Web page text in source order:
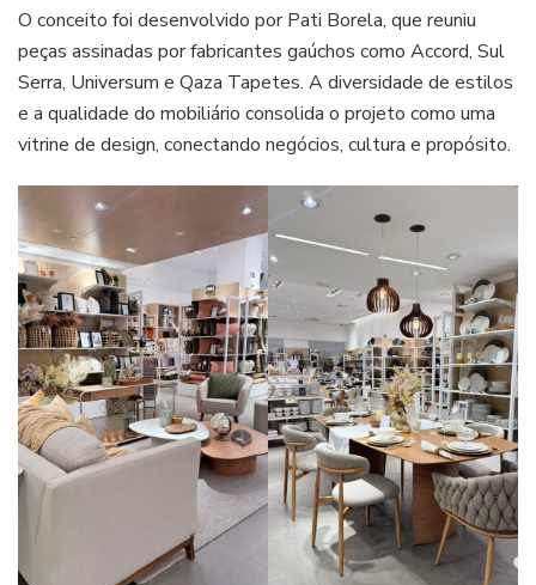
O conceito foi desenvolvido por Pati Borela, que reuniu
peças assinadas por fabricantes gaúchos como Accord, Sul
Serra, Universum e Qaza Tapetes. A diversidade de estilos
e a qualidade do mobiliário consolida o projeto como uma
vitrine de design, conectando negócios, cultura e propósito.